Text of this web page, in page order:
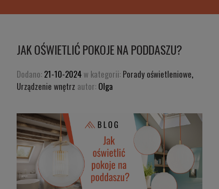
JAK OŚWIETLIĆ POKOJE NA PODDASZU?
Dodano: 21-10-2024 w kategorii: Porady oświetleniowe,
Urządzenie wnętrz autor: Olga